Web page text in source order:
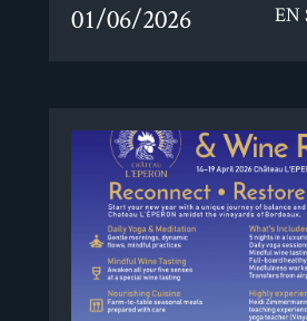
01/06/2026 EN